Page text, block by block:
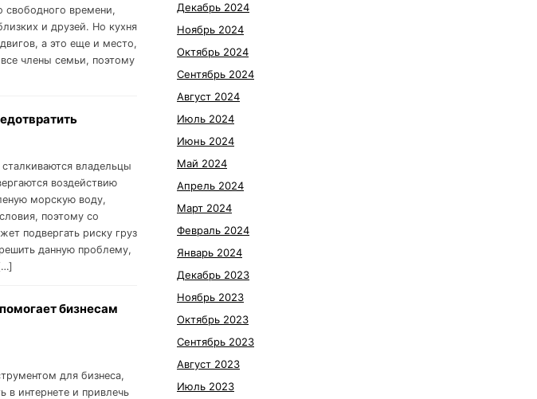
свободного времени,
и друзей. Но кухня
а это еще и место,
члены семьи, поэтому
владельцы
воздействию
морскую воду,
поэтому со
подвергать риску груз
данную проблему,
бизнесам
для бизнеса,
в интернете и привлечь
Декабрь 2024
Ноябрь 2024
Октябрь 2024
Сентябрь 2024
Август 2024
Июль 2024
Июнь 2024
Май 2024
Апрель 2024
Март 2024
Февраль 2024
Январь 2024
Декабрь 2023
Ноябрь 2023
Октябрь 2023
Сентябрь 2023
Август 2023
Июль 2023